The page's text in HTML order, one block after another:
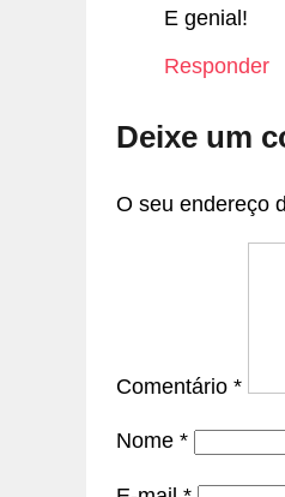
E genial!
Responder
Deixe um
O seu endereço
Comentário *
Nome *